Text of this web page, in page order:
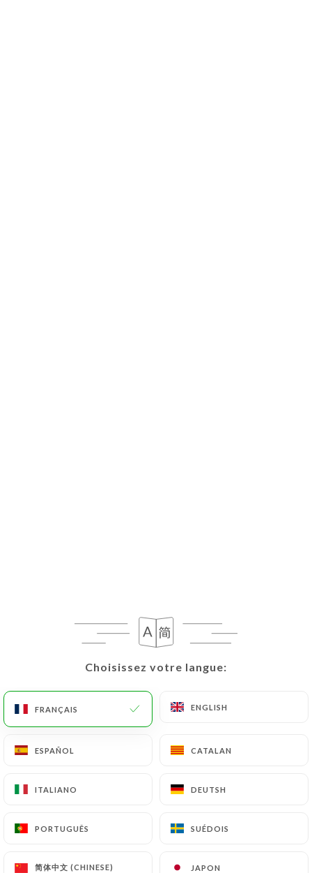
Choisissez votre langue:
FRANÇAIS ENGLISH
ESPAÑOL CATALAN
ITALIANO DEUTSH
PORTUGUÊS SUÉDOIS
简体中文 (CHINESE) JAPON
Choisissez votre langue:
FRANÇAIS ENGLISH
ESPAÑOL CATALAN
ITALIANO DEUTSH
PORTUGUÊS SUÉDOIS
简体中文 (CHINESE) JAPON